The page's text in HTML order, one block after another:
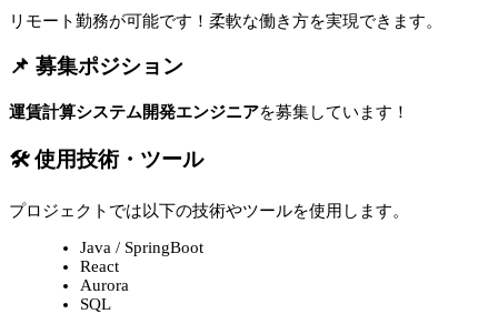
リモート勤務が可能です！柔軟な働き方を実現できます。
📌 募集ポジション
運賃計算システム開発エンジニアを募集しています！
🛠 使用技術・ツール
プロジェクトでは以下の技術やツールを使用します。
Java / SpringBoot
React
Aurora
SQL